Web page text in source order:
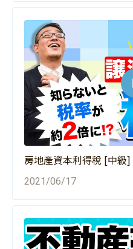
房地產資本利得稅 [中級]
2021/06/17